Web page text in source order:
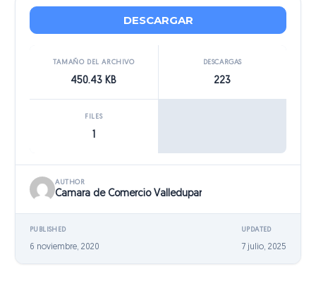
DESCARGAR
TAMAÑO DEL ARCHIVO
450.43 KB
DESCARGAS
223
FILES
AUTHOR
Camara de Comercio Valledupar
PUBLISHED
6 noviembre, 2020
UPDATED
7 julio, 2025